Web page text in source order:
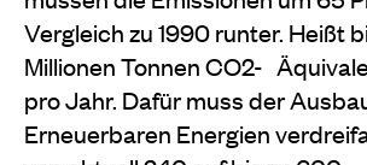
Vergleich zu 1990 runter. Heißt
Millionen Tonnen CO2-
pro Jahr. Dafür muss der
Erneuerbaren Energien